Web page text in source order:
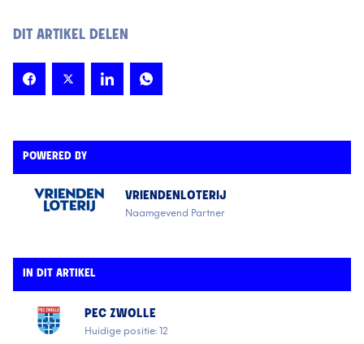
DIT ARTIKEL DELEN
POWERED BY
VRIENDENLOTERIJ
Naamgevend Partner
IN DIT ARTIKEL
PEC ZWOLLE
Huidige positie: 12